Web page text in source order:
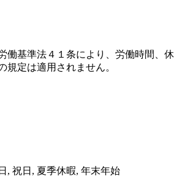
働基準法４１条により、労働時間、休
規定は適用されません。
, 祝日, 夏季休暇, 年末年始